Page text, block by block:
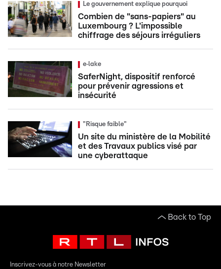
Le gouvernement explique pourquoi
Combien de "sans-papiers" au
Luxembourg ? L'impossible
chiffrage des séjours irréguliers
e‑lake
SaferNight, dispositif renforcé
pour prévenir agressions et
insécurité
"Risque faible"
Un site du ministère de la Mobilité
et des Travaux publics visé par
une cyberattaque
Back to Top
Inscrivez-vous à notre Newsletter